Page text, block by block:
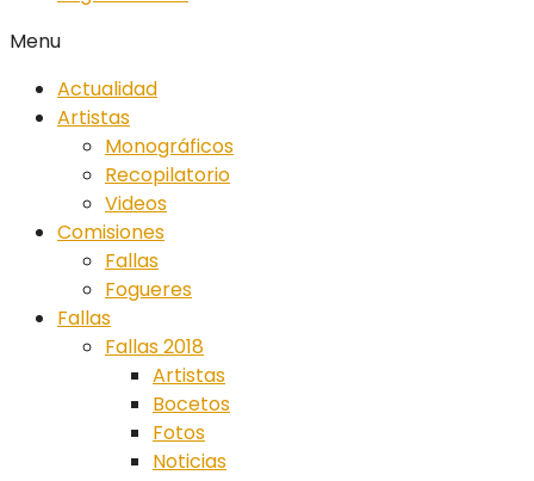
Menu
Actualidad
Artistas
Monográficos
Recopilatorio
Videos
Comisiones
Fallas
Fogueres
Fallas
Fallas 2018
Artistas
Bocetos
Fotos
Noticias